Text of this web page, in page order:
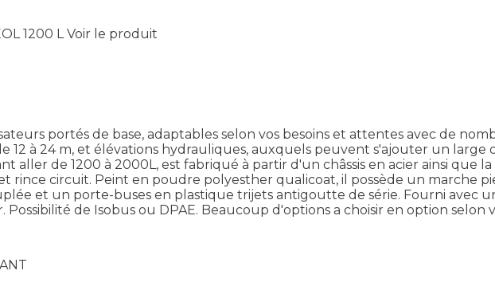
1200 L Voir le produit
portés de base, adaptables selon vos besoins et attentes avec de
12 à 24 m, et élévations hydrauliques, auxquels peuvent s'ajouter un large
aller de 1200 à 2000L, est fabriqué à partir d'un châssis en acier ainsi que
rince circuit. Peint en poudre polyesther qualicoat, il possède un marche
et un porte-buses en plastique trijets antigoutte de série. Fourni avec
de Isobus ou DPAE. Beaucoup d'options a choisir en option selon